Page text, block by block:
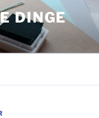
DINGE